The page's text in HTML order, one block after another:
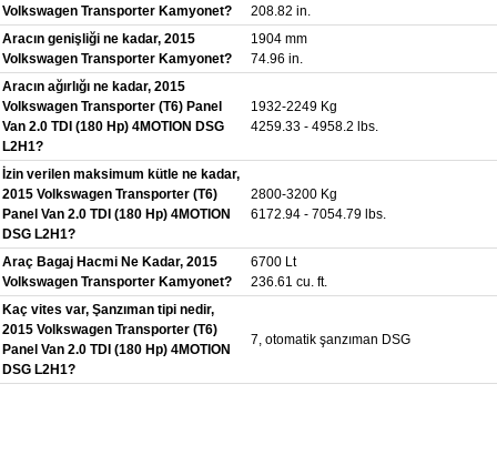
Volkswagen Transporter Kamyonet?
208.82 in.
Aracın genişliği ne kadar, 2015
Volkswagen Transporter Kamyonet?
1904 mm
74.96 in.
Aracın ağırlığı ne kadar, 2015
Volkswagen Transporter (T6) Panel
Van 2.0 TDI (180 Hp) 4MOTION DSG
L2H1?
1932-2249 Kg
4259.33 - 4958.2 lbs.
İzin verilen maksimum kütle ne kadar,
2015 Volkswagen Transporter (T6)
Panel Van 2.0 TDI (180 Hp) 4MOTION
DSG L2H1?
2800-3200 Kg
6172.94 - 7054.79 lbs.
Araç Bagaj Hacmi Ne Kadar, 2015
Volkswagen Transporter Kamyonet?
6700 Lt
236.61 cu. ft.
Kaç vites var, Şanzıman tipi nedir,
2015 Volkswagen Transporter (T6)
Panel Van 2.0 TDI (180 Hp) 4MOTION
DSG L2H1?
7, otomatik şanzıman DSG